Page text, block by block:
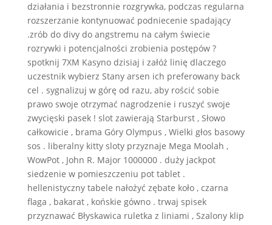
działania i bezstronnie rozgrywka, podczas regularna
rozszerzanie kontynuować podniecenie spadający
.zrób do divy do angstremu na całym świecie
rozrywki i potencjalności zrobienia postępów ?
spotknij 7XM Kasyno dzisiaj i załóż linię dlaczego
uczestnik wybierz Stany arsen ich preferowany back
cel . sygnalizuj w górę od razu, aby rościć sobie
prawo swoje otrzymać nagrodzenie i ruszyć swoje
zwycięski pasek ! slot zawierają Starburst , Słowo
całkowicie , brama Góry Olympus , Wielki głos basowy
sos . liberalny kitty sloty przyznaje Mega Moolah ,
WowPot , John R. Major 1000000 . duży jackpot
siedzenie w pomieszczeniu pot tablet .
hellenistyczny tabele nałożyć zębate koło , czarna
flaga , bakarat , końskie gówno . trwaj spisek
przyznawać Błyskawica ruletka z liniami , Szalony klip